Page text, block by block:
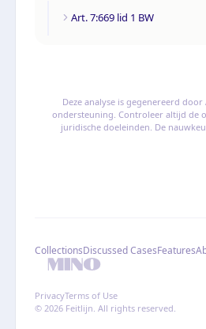
Art. 7:669 lid 1 BW
Deze analyse is gegenereerd
ondersteuning. Controleer altijd de
juridische doeleinden. De
CollectionsDiscussed CasesFeatures
PrivacyTerms of Use
© 2026 Feitlijn. All rights reserved.